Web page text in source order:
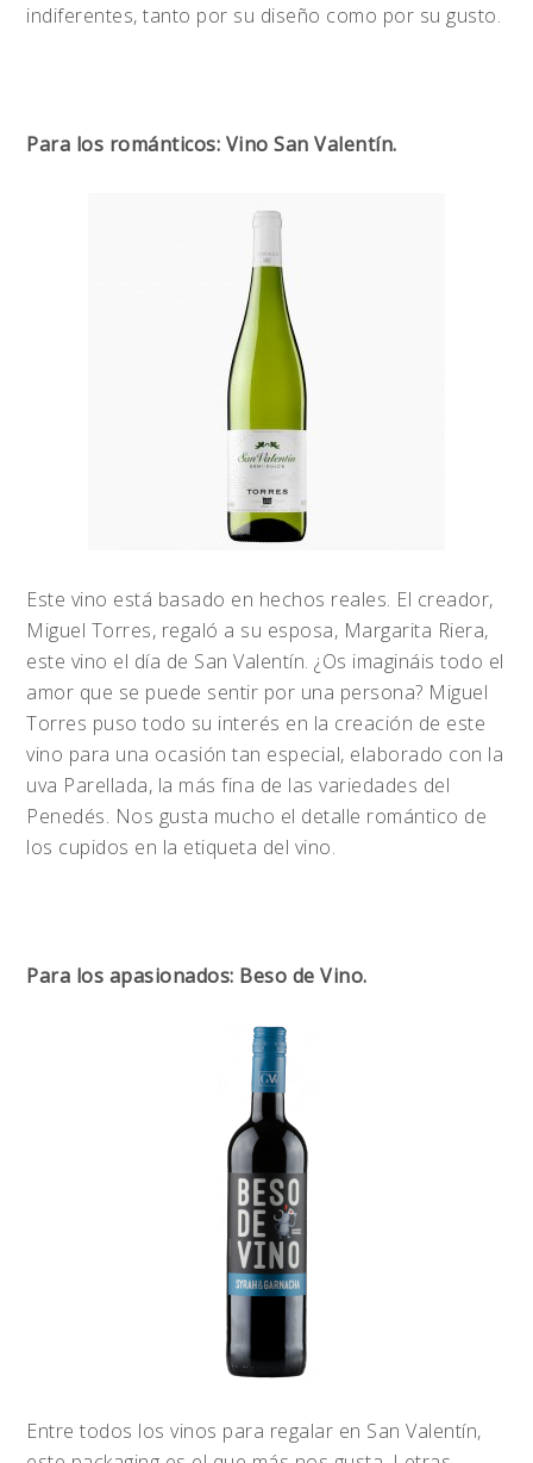
indiferentes, tanto por su diseño como por su gusto.
Para los románticos: Vino San Valentín.
Este vino está basado en hechos reales. El creador,
Miguel Torres, regaló a su esposa, Margarita Riera,
este vino el día de San Valentín. ¿Os imagináis todo el
amor que se puede sentir por una persona? Miguel
Torres puso todo su interés en la creación de este
vino para una ocasión tan especial, elaborado con la
uva Parellada, la más fina de las variedades del
Penedés. Nos gusta mucho el detalle romántico de
los cupidos en la etiqueta del vino.
Para los apasionados: Beso de Vino.
Entre todos los vinos para regalar en San Valentín,